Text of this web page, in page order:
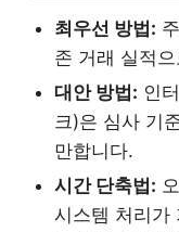
최우선 방법:
존 거래 실적
대안 방법: 인
크)은 심사 기
만합니다.
시간 단축법:
시스템 처리가